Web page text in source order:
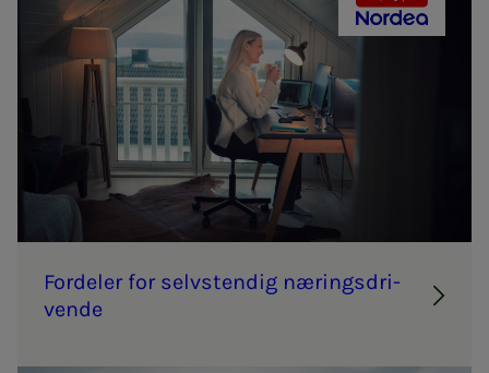
Tryg og
For­­­de­­­ler for selv­­­s­­ten­­­dig næ­­­rings­­­dri­­­
ven­­­de